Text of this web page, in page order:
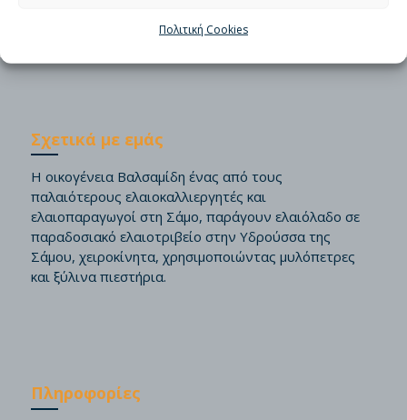
Πολιτική Cookies
Σχετικά με εμάς
Η οικογένεια Βαλσαμίδη ένας από τους
παλαιότερους ελαιοκαλλιεργητές και
ελαιοπαραγωγοί στη Σάμο, παράγουν ελαιόλαδο σε
παραδοσιακό ελαιοτριβείο στην Υδρούσσα της
Σάμου, χειροκίνητα, χρησιμοποιώντας μυλόπετρες
και ξύλινα πιεστήρια.
Πληροφορίες